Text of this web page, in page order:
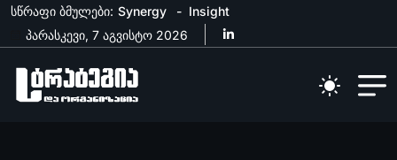
სწრაფი ბმულები: Synergy
Insight
პარასკევი, 7 აგვისტო 2026